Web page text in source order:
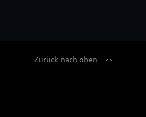
Zurück nach oben